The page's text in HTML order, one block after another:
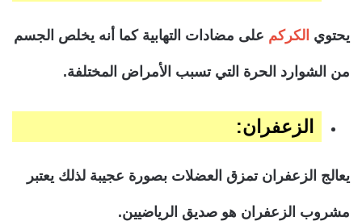
يحتوي الكركم على مضادات التهابية كما أنه يخلص الجسم
من الشوارد الحرة التي تسبب الأمراض المختلفة.
الزعفران:
يعالج الزعفران تمزق العضلات بصورة عجيبة لذلك يعتبر
مشروب الزعفران هو صديق الرياضيين.